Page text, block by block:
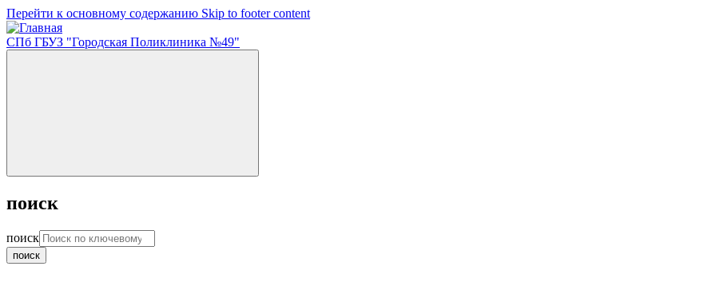
Перейти к основному содержанию Skip to footer content
СПб ГБУЗ "Городская Поликлиника №49"
поиск
поиск